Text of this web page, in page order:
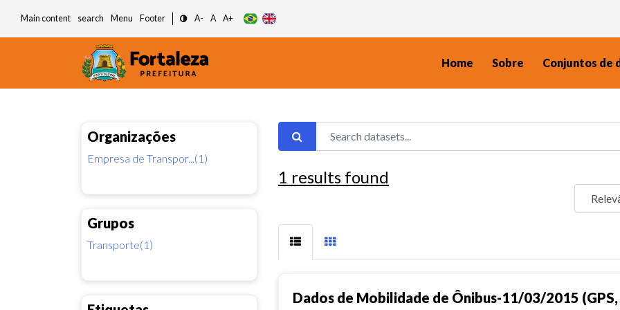
Main content search Menu Footer A- A A+
Home Sobre Conjuntos de
Organizações
Empresa de Transpor...(1)
Grupos
Transporte(1)
1 results found
Dados de Mobilidade de Ônibus-11/03/2015